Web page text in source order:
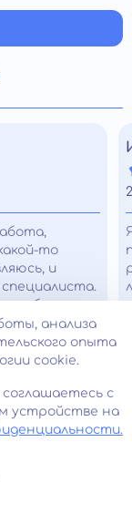
то
и
объяснили,
что
шагом. Уже
Сейчас
анализа
опыта
cookie.
с
устройстве на